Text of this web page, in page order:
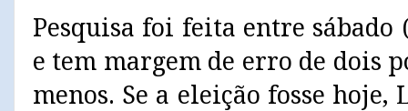
Pesquisa foi feita entre sábado
e tem margem de erro de dois
menos. Se a eleição fosse